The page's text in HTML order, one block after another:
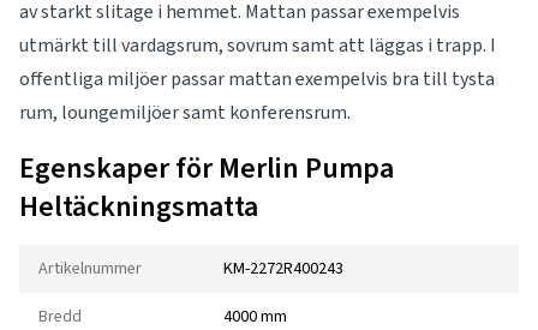
av starkt slitage i hemmet. Mattan passar exempelvis
utmärkt till vardagsrum, sovrum samt att läggas i trapp. I
offentliga miljöer passar mattan exempelvis bra till tysta
rum, loungemiljöer samt konferensrum.
Egenskaper för Merlin Pumpa
Heltäckningsmatta
Artikelnummer KM-2272R400243
Bredd 4000 mm